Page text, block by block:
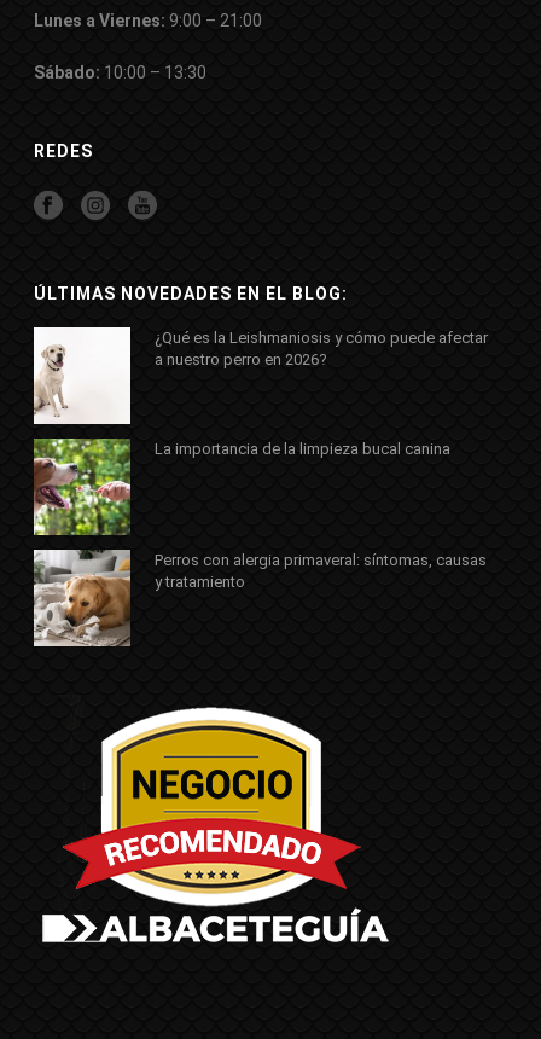
Lunes a Viernes:9:00 – 21:00
Sábado: 10:00 – 13:30
REDES
ÚLTIMAS NOVEDADES EN EL BLOG:
¿Qué es la Leishmaniosis y cómo puede afectar
a nuestro perro en 2026?
La importancia de la limpieza bucal canina
Perros con alergia primaveral: síntomas, causas
y tratamiento